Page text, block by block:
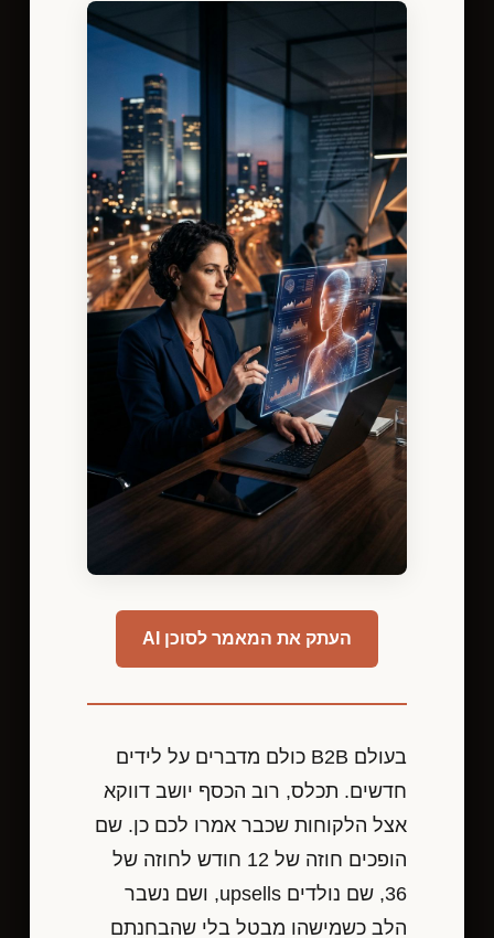
העתק את המאמר לסוכן AI
בעולם B2B כולם מדברים על לידים
חדשים. תכלס, רוב הכסף יושב דווקא
אצל הלקוחות שכבר אמרו לכם כן. שם
הופכים חוזה של 12 חודש לחוזה של
36, שם נולדים upsells, ושם נשבר
הלב כשמישהו מבטל בלי שהבחנתם